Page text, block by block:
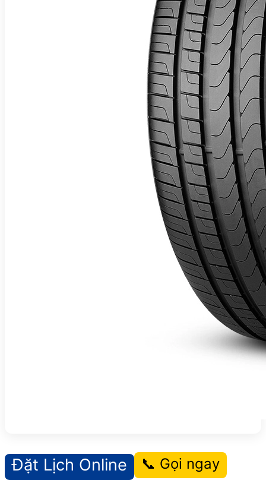
Đặt Lịch Online 📞 Gọi ngay